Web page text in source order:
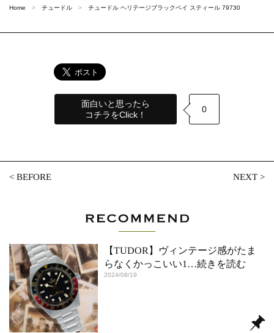
Home チュードル チュードル ヘリテージブラックベイ スティール 79730
面白いと思ったら
コチラをClick！
0
<BEFORE NEXT>
【TUDOR】ヴィンテージ感がたま
らなくかっこいい1…続きを読む
2024/08/19